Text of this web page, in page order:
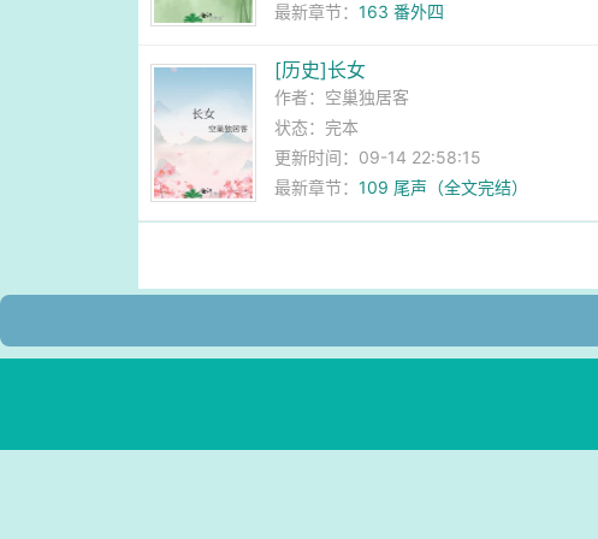
最新章节：163 番外四
[历史]长女
作者： 空巢独居客
状态：完本
更新时间：09-14 22:58:15
最新章节：109 尾声（全文完结）